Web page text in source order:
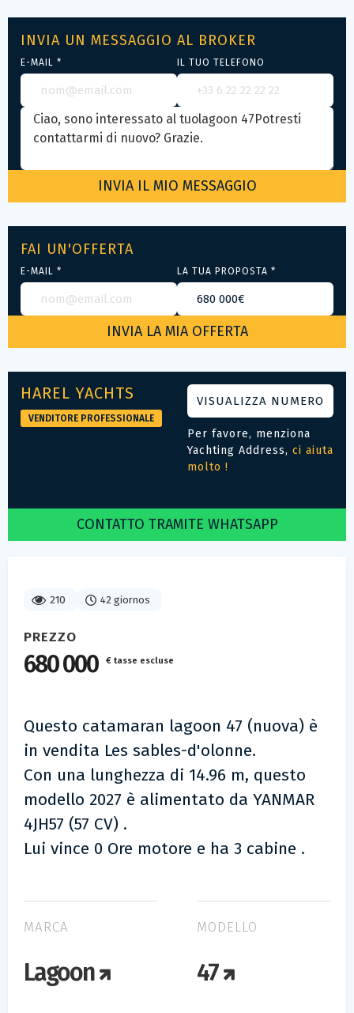
210 42 giornos
PREZZO
680 000 € tasse escluse
Questo catamaran lagoon 47 (nuova) è
in vendita Les sables-d'olonne.
Con una lunghezza di 14.96 m, questo
modello 2027 è alimentato da YANMAR
4JH57 (57 CV) .
Lui vince 0 Ore motore e ha 3 cabine .
MARCA
Lagoon
MODELLO
47
INVIA UN MESSAGGIO AL BROKER
E-MAIL * IL TUO TELEFONO
FAI UN'OFFERTA
E-MAIL * LA TUA PROPOSTA *
HAREL YACHTS
VENDITORE PROFESSIONALE
VISUALIZZA NUMERO
Per favore, menziona
Yachting Address, ci aiuta
molto !
CONTATTO TRAMITE WHATSAPP